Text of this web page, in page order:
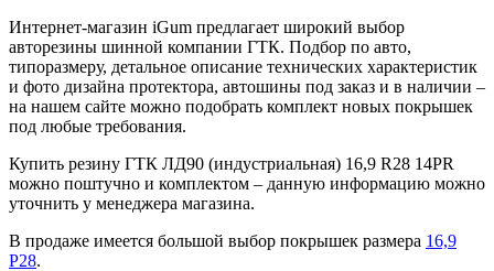
Интернет-магазин iGum предлагает широкий выбор
авторезины шинной компании ГТК. Подбор по авто,
типоразмеру, детальное описание технических характеристик
и фото дизайна протектора, автошины под заказ и в наличии –
на нашем сайте можно подобрать комплект новых покрышек
под любые требования.
Купить резину ГТК ЛД90 (индустриальная) 16,9 R28 14PR
можно поштучно и комплектом – данную информацию можно
уточнить у менеджера магазина.
В продаже имеется большой выбор покрышек размера 16,9
Р28.